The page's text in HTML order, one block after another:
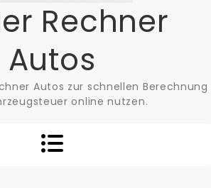
Rechner
Autos
Autos zur schnellen Berechnung
online nutzen.